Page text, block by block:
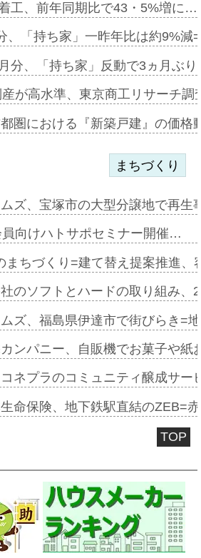
工、前年同期比で43・5%増に…
、「持ち家」一昨年比は約9%
分、「持ち家」反動で3ヵ月ぶ
が高水準、東京商工リサーチ
圏における『新築戸建』の価
まちづくり
ズ、宝塚市の大型分譲地で再
向けハトサポセミナー開催…
まちづくり=建て替え提案推進
のソフトとハードの取り組み
ズ、福島県伊達市で街びらき=
ンパニー、自販機でお菓子や
コネプラのコミュニティ醸成サ
命保険、地下鉄駅直結のZEB=
TOP